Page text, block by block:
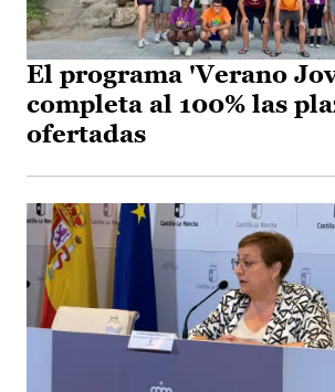
El programa 'Verano
completa al 100% las
ofertadas